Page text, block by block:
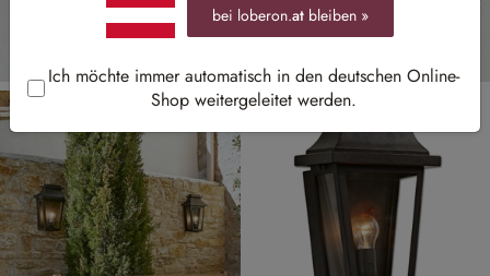
bei loberon.at bleiben »
Ich möchte immer automatisch in den deutschen Online-
Shop weitergeleitet werden.